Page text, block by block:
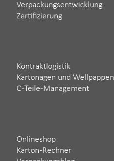
Verpackungsentwicklung
Zertifizierung
Kontraktlogistik
Kartonagen und Wellpappen
C-Teile-Management
Onlineshop
Karton-Rechner